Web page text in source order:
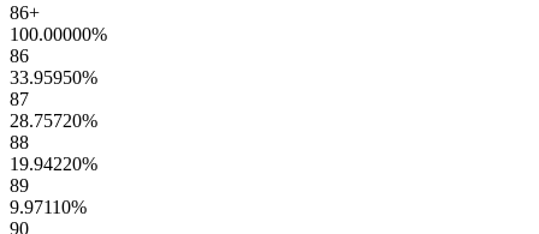
86+
100.00000%
86
33.95950%
87
28.75720%
88
19.94220%
89
9.97110%
90